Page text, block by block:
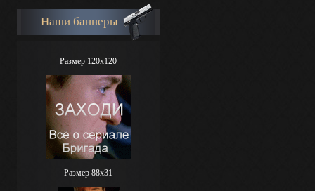
Наши баннеры
Размер 120x120
Размер 88х31